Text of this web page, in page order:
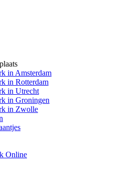
in Amsterdam
in Rotterdam
in Utrecht
in Groningen
in Zwolle
Online